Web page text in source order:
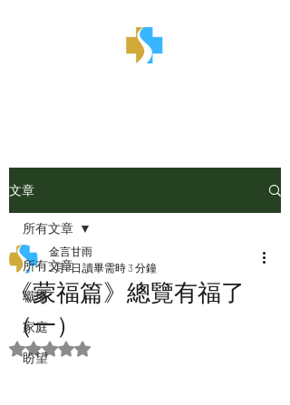
文章
所有文章
職場
家庭
盼望
所有文章
《蒙福篇》總覽有福了
（一）
金言甘雨
2月8日 讀畢需時 3 分鐘
評等為 NaN（最高為 5 顆星）。